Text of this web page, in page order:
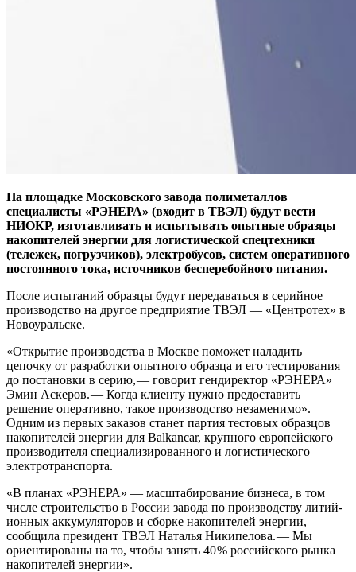
На площадке Московского завода полиметаллов
специалисты «РЭНЕРА» (входит в ТВЭЛ) будут вести
НИОКР, изготавливать и испытывать опытные образцы
накопителей энергии для логистической спецтехники
(тележек, погрузчиков), электробусов, систем оперативного
постоянного тока, источников бесперебойного питания.
После испытаний образцы будут передаваться в серийное
производство на другое предприятие ТВЭЛ — ​«Центротех» в
Новоуральске.
«Открытие производства в Москве поможет наладить
цепочку от разработки опытного образца и его тестирования
до постановки в серию, — ​говорит гендиректор «РЭНЕРА»
Эмин Аскеров. — ​Когда клиенту нужно предоставить
решение оперативно, такое производство незаменимо».
Одним из первых заказов станет партия тестовых образцов
накопителей энергии для Balkancar, крупного европейского
производителя специализированного и логистического
электротранспорта.
«В планах «РЭНЕРА» — ​масштабирование бизнеса, в том
числе строительство в России завода по производству литий-
ионных аккумуляторов и сборке накопителей энергии, — ​
сообщила президент ТВЭЛ Наталья Никипелова. — ​Мы
ориентированы на то, чтобы занять 40 % российского рынка
накопителей энергии».